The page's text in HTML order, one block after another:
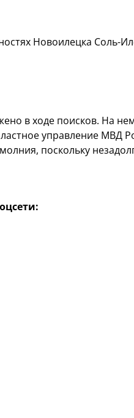
Новоилецка Соль-
в ходе поисков. На
управление МВД
молния, поскольку